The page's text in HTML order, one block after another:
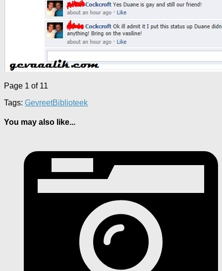
Page 1 of 11
Tags: GevreetBiblioteek
You may also like...